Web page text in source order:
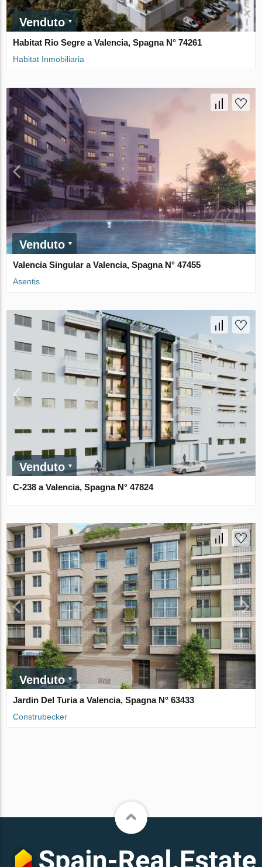
Venduto
Habitat Rio Segre a Valencia, Spagna N° 74261
Habitat Inmobiliaria
Venduto
Valencia Singular a Valencia, Spagna N° 47455
Asentis
Venduto
C-238 a Valencia, Spagna N° 47824
Venduto
Jardin Del Turia a Valencia, Spagna N° 63433
Construbecker